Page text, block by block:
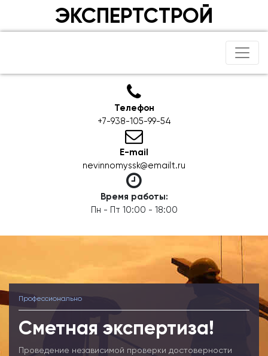
ЭКСПЕРТСТРОЙ
Телефон
+7-938-105-99-54
E-mail
nevinnomyssk@emailt.ru
Время работы:
Пн - Пт 10:00 - 18:00
Профессионально
Сметная экспертиза!
Проведение независимой проверки достоверности